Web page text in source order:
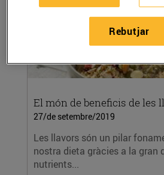
El món de beneficis de les
27/de setembre/2019
Les llavors són un pilar
nostra dieta gràcies a la gran
nutrients...
Rebutjar